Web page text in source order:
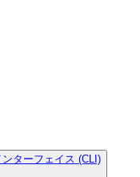
ターフェイス (CLI)